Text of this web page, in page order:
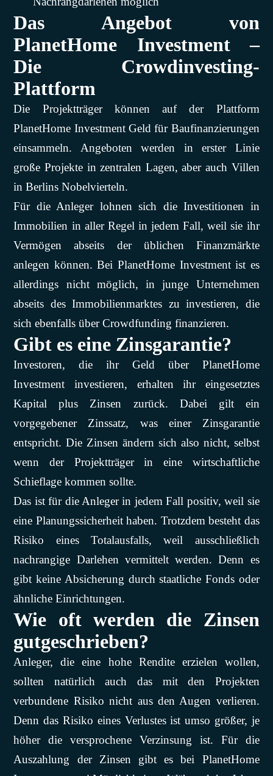
Das Angebot von
PlanetHome Investment –
Die Crowdinvesting-
Plattform
Die Projektträger können auf der Plattform
PlanetHome Investment Geld für Baufinanzierungen
einsammeln. Angeboten werden in erster Linie
große Projekte in zentralen Lagen, aber auch Villen
in Berlins Nobelvierteln.
Für die Anleger lohnen sich die Investitionen in
Immobilien in aller Regel in jedem Fall, weil sie ihr
Vermögen abseits der üblichen Finanzmärkte
anlegen können. Bei PlanetHome Investment ist es
allerdings nicht möglich, in junge Unternehmen
abseits des Immobilienmarktes zu investieren, die
sich ebenfalls über Crowdfunding finanzieren.
Gibt es eine Zinsgarantie?
Investoren, die ihr Geld über PlanetHome
Investment investieren, erhalten ihr eingesetztes
Kapital plus Zinsen zurück. Dabei gilt ein
vorgegebener Zinssatz, was einer Zinsgarantie
entspricht. Die Zinsen ändern sich also nicht, selbst
wenn der Projektträger in eine wirtschaftliche
Schieflage kommen sollte.
Das ist für die Anleger in jedem Fall positiv, weil sie
eine Planungssicherheit haben. Trotzdem besteht das
Risiko eines Totalausfalls, weil ausschließlich
nachrangige Darlehen vermittelt werden. Denn es
gibt keine Absicherung durch staatliche Fonds oder
ähnliche Einrichtungen.
Wie oft werden die Zinsen
gutgeschrieben?
Anleger, die eine hohe Rendite erzielen wollen,
sollten natürlich auch das mit den Projekten
verbundene Risiko nicht aus den Augen verlieren.
Denn das Risiko eines Verlustes ist umso größer, je
höher die versprochene Verzinsung ist. Für die
Auszahlung der Zinsen gibt es bei PlanetHome